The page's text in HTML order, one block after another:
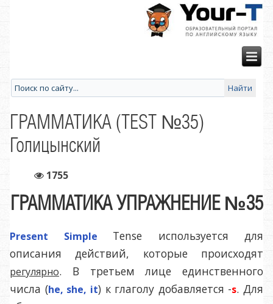
ГРАММАТИКА (TEST №35)
Голицынский
1755
ГРАММАТИКА УПРАЖНЕНИЕ №35
Present Simple Tense используется для
описания действий, которые происходят
регулярно. В третьем лице единственного
числа (he, she, it) к глаголу добавляется -s. Для